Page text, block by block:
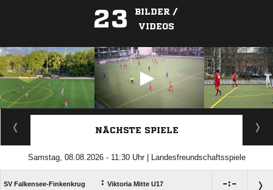
23
BILDER /
VIDEOS
ANZEIGE
NÄCHSTE SPIELE
Samstag, 08.08.2026 - 11:30 Uhr | Landesfreundschaftsspiele
SV Falkensee-Finkenkrug : Viktoria Mitte U17 :